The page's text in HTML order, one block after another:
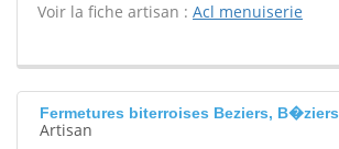
Voir la fiche artisan : Acl menuiserie
Fermetures biterroises Beziers, B�ziers
Artisan